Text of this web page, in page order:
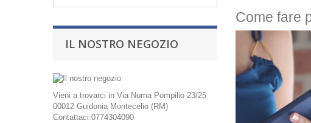
IL NOSTRO NEGOZIO
Vieni a trovarci in Via Numa Pompilio 23/25
00012 Guidonia Montecelio (RM)
Contattaci:0774304090
Come fare